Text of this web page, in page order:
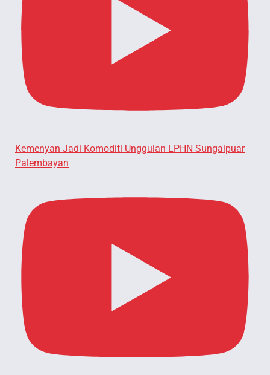
Kemenyan Jadi Komoditi Unggulan LPHN Sungaipuar
Palembayan